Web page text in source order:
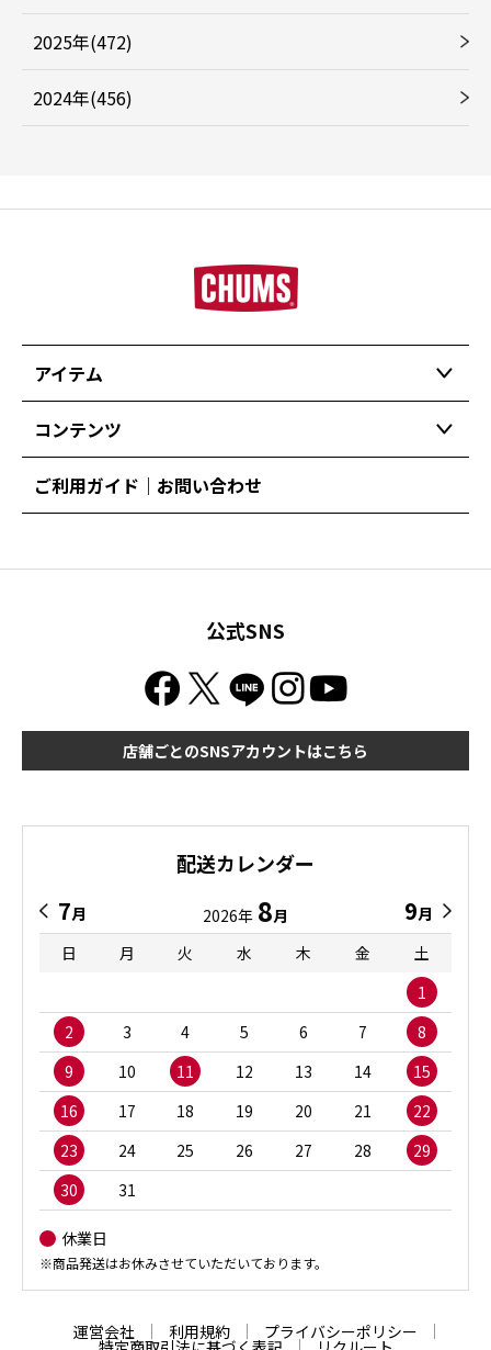
2025年(472)
2024年(456)
アイテム
コンテンツ
ご利用ガイド｜お問い合わせ
公式SNS
店舗ごとのSNSアカウントはこちら
配送カレンダー
7月 2026年 8月 9月
日
月 火 水 木 金
土
1
2
3 4 5 6 7
8
9
10 11 12 13 14
15
16
17 18 19 20 21
22
23
24 25 26 27 28
29
30
31
休業日
※商品発送はお休みさせていただいております。
運営会社 利用規約 プライバシーポリシー